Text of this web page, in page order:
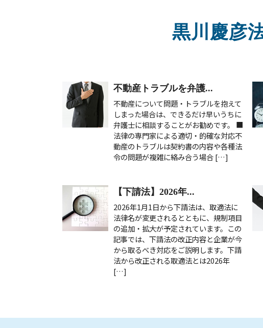
黒川慶彦
不動産トラブルを弁護...
不動産について問題・トラブルを抱えて
しまった場合は、できるだけ早いうちに
弁護士に相談することがお勧めです。 ■
法律の専門家による適切・的確な対応不
動産のトラブルは契約書の内容や各種法
令の問題が複雑に絡み合う場合 […]
【下請法】2026年...
2026年1月1日から下請法は、取適法に
法律名が変更されるとともに、規制項目
の追加・拡大が予定されています。この
記事では、下請法の改正内容と企業が今
から取るべき対応をご説明します。下請
法から改正される取適法とは2026年
[…]